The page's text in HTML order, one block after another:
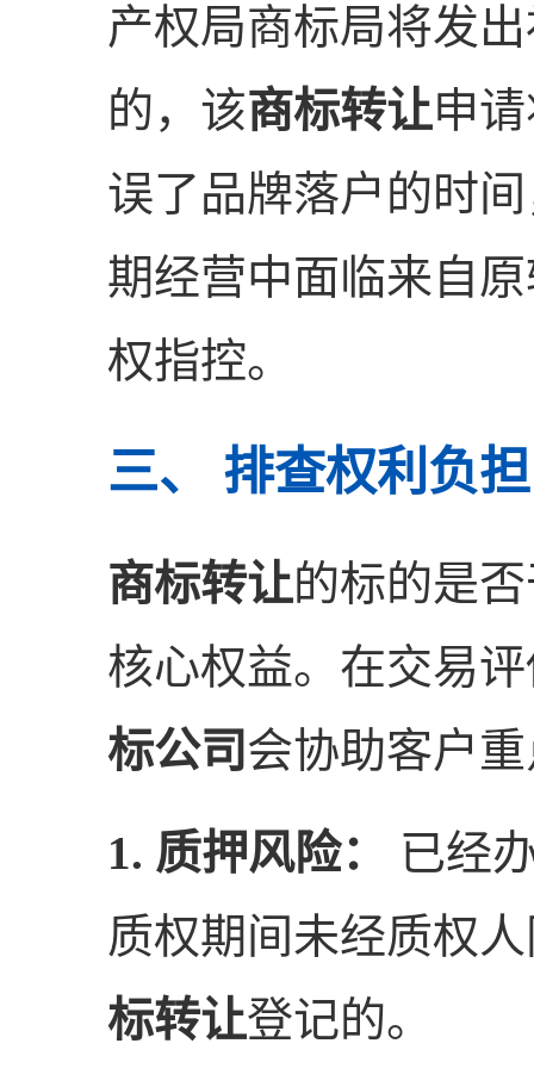
产权局商标局将发
的，该商标转让申
误了品牌落户的时
期经营中面临来自
权指控。
三、 排查权利负
商标转让的标的是
核心权益。在交易
标公司 会协助客户
1. 质押风险：
已经
质权期间未经质权
标转让登记的。